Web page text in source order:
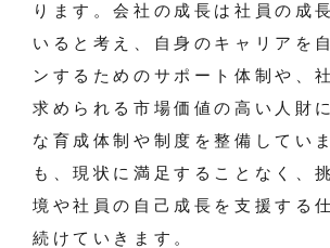
ります。会社の成長は社員の成
いると考え、自身のキャリアを
ンするためのサポート体制や、
求められる市場価値の高い人財
な育成体制や制度を整備してい
も、現状に満足することなく、
境や社員の自己成長を支援する
続けていきます。